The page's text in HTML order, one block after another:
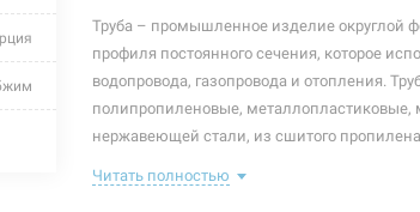
Труба – промышленное изделие округлой
профиля постоянного сечения, которое
водопровода, газопровода и отопления.
полипропиленовые, металлопластиковые,
нержавеющей стали, из сшитого
Поэтому, при выборе трубы, главным
Читать полностью